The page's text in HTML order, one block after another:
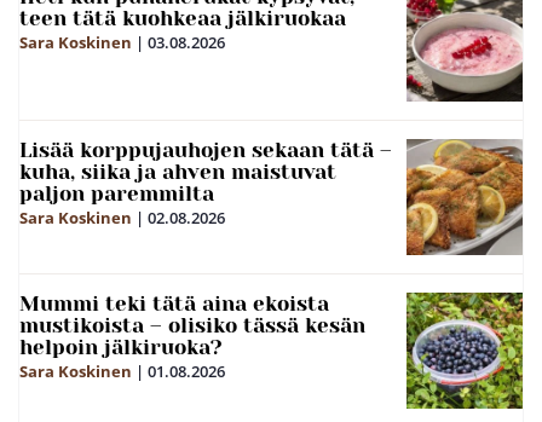
teen tätä kuohkeaa jälkiruokaa
Sara Koskinen | 03.08.2026
Lisää korppujauhojen sekaan tätä –
kuha, siika ja ahven maistuvat
paljon paremmilta
Sara Koskinen | 02.08.2026
Mummi teki tätä aina ekoista
mustikoista – olisiko tässä kesän
helpoin jälkiruoka?
Sara Koskinen | 01.08.2026